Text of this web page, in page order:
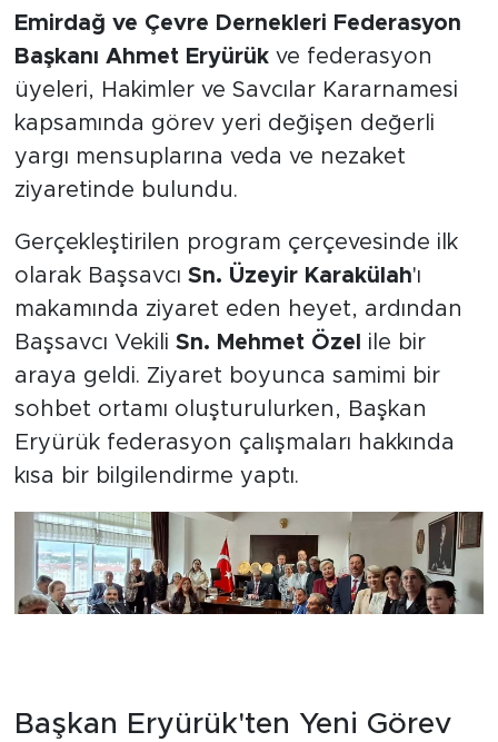
Emirdağ ve Çevre Dernekleri Federasyon
Başkanı Ahmet Eryürükve federasyon
üyeleri, Hakimler ve Savcılar Kararnamesi
kapsamında görev yeri değişen değerli
yargı mensuplarına veda ve nezaket
ziyaretinde bulundu.
Gerçekleştirilen program çerçevesinde ilk
olarak Başsavcı Sn. Üzeyir Karakülah'ı
makamında ziyaret eden heyet, ardından
Başsavcı Vekili Sn. Mehmet Özel
ile bir
araya geldi. Ziyaret boyunca samimi bir
sohbet ortamı oluşturulurken, Başkan
Eryürük federasyon çalışmaları hakkında
kısa bir bilgilendirme yaptı.
Başkan Eryürük'ten Yeni Görev